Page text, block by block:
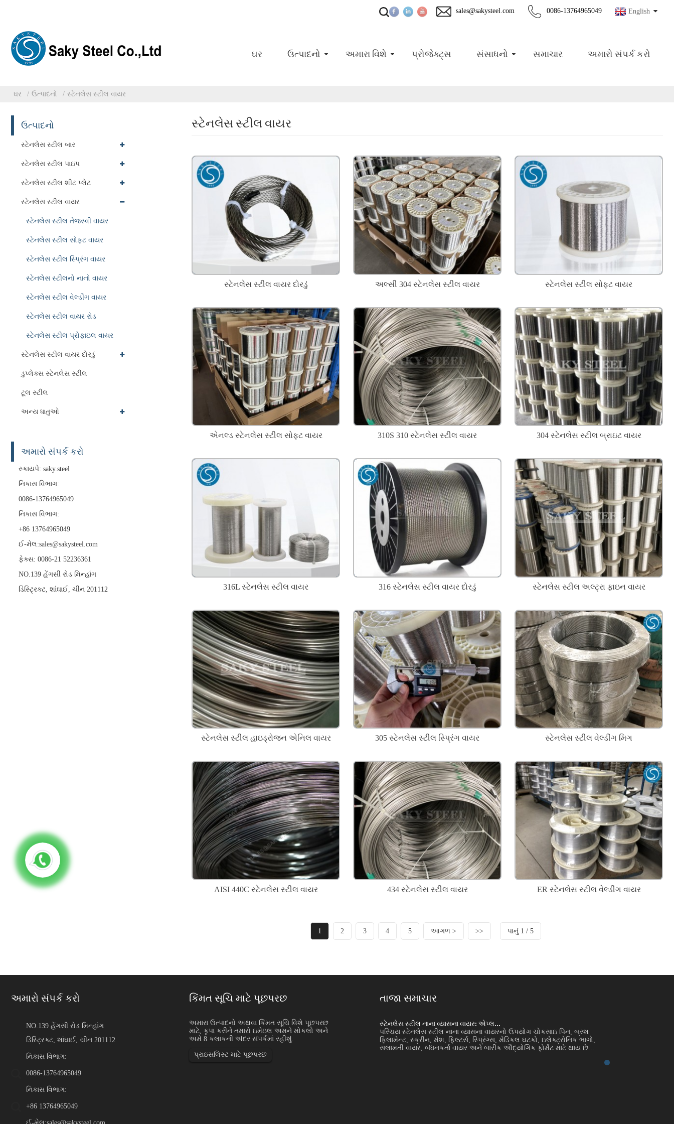
English
0086-13764965049
sales@sakysteel.com
ઘર ઉત્પાદનો અમારા વિશે પ્રોજેક્ટ્સ સંસાધનો સમાચાર અમારો સંપર્ક કરો
ઘર ઉત્પાદનો સ્ટેનલેસ સ્ટીલ વાયર
ઉત્પાદનો
સ્ટેનલેસ સ્ટીલ બાર
સ્ટેનલેસ સ્ટીલ પાઇપ
સ્ટેનલેસ સ્ટીલ શીટ પ્લેટ
સ્ટેનલેસ સ્ટીલ વાયર
સ્ટેનલેસ સ્ટીલ તેજસ્વી વાયર
સ્ટેનલેસ સ્ટીલ સોફ્ટ વાયર
સ્ટેનલેસ સ્ટીલ સ્પ્રિંગ વાયર
સ્ટેનલેસ સ્ટીલનો નાનો વાયર
સ્ટેનલેસ સ્ટીલ વેલ્ડીંગ વાયર
સ્ટેનલેસ સ્ટીલ વાયર રોડ
સ્ટેનલેસ સ્ટીલ પ્રોફાઇલ વાયર
સ્ટેનલેસ સ્ટીલ વાયર દોરડું
ડુપ્લેક્સ સ્ટેનલેસ સ્ટીલ
ટૂલ સ્ટીલ
અન્ય ધાતુઓ
અમારો સંપર્ક કરો
સ્કાયપે: saky.steel
નિકાસ વિભાગ:
0086-13764965049
નિકાસ વિભાગ:
+86 13764965049
ઈ-મેલ:sales@sakysteel.com
ફેક્સ: 0086-21 52236361
NO.139 હેંગસી રોડ મિન્હાંગ
ડિસ્ટ્રિક્ટ, શાંઘાઈ, ચીન 201112
સ્ટેનલેસ સ્ટીલ વાયર
સ્ટેનલેસ સ્ટીલ વાયર દોરડું અલ્સી 304 સ્ટેનલેસ સ્ટીલ વાયર સ્ટેનલેસ સ્ટીલ સોફ્ટ વાયર
એનલ્ડ સ્ટેનલેસ સ્ટીલ સોફ્ટ વાયર 310S 310 સ્ટેનલેસ સ્ટીલ વાયર 304 સ્ટેનલેસ સ્ટીલ બ્રાઇટ વાયર
316L સ્ટેનલેસ સ્ટીલ વાયર 316 સ્ટેનલેસ સ્ટીલ વાયર દોરડું સ્ટેનલેસ સ્ટીલ અલ્ટ્રા ફાઇન વાયર
સ્ટેનલેસ સ્ટીલ હાઇડ્રોજન એનિલ વાયર 305 સ્ટેનલેસ સ્ટીલ સ્પ્રિંગ વાયર સ્ટેનલેસ સ્ટીલ વેલ્ડીંગ મિગ
AISI 440C સ્ટેનલેસ સ્ટીલ વાયર 434 સ્ટેનલેસ સ્ટીલ વાયર ER સ્ટેનલેસ સ્ટીલ વેલ્ડીંગ વાયર
1 2 3 4 5 આગળ > >> પાનું 1 / 5
અમારો સંપર્ક કરો
NO.139 હેંગસી રોડ મિન્હાંગ
ડિસ્ટ્રિક્ટ, શાંઘાઈ, ચીન 201112
નિકાસ વિભાગ:
0086-13764965049
નિકાસ વિભાગ:
+86 13764965049
કિંમત સૂચિ માટે પૂછપરછ
અમારા ઉત્પાદનો અથવા કિંમત સૂચિ વિશે પૂછપરછ
માટે, કૃપા કરીને તમારો ઇમેઇલ અમને મોકલો અને
અમે 8 કલાકની અંદર સંપર્કમાં રહીશું.
પ્રાઇસલિસ્ટ માટે પૂછપરછ
તાજા સમાચાર
સ્ટેનલેસ સ્ટીલ નાના વ્યાસના વાયર: એપ્લ...
પરિચય સ્ટેનલેસ સ્ટીલ નાના વ્યાસના વાયરનો ઉપયોગ ચોકસાઇ પિન, બ્રશ
ફિલામેન્ટ, સ્ક્રીન, મેશ, ફિલ્ટર્સ, સ્પ્રિંગ્સ, મેડિકલ ઘટકો, ઇલેક્ટ્રોનિક ભાગો,
સ્ટેનલેસ સ્ટીલ નાના વ્યાસના વાયર: એપ્લ...
પરિચય સ્ટેનલેસ સ્ટીલ નાના વ્યાસના વાયરનો ઉપયોગ ચોકસાઇ પિન, બ્રશ
ફિલામેન્ટ, સ્ક્રીન, મેશ, ફિલ્ટર્સ, સ્પ્રિંગ્સ, મેડિકલ ઘટકો, ઇલેક્ટ્રોનિક ભાગો,
સલામતી વાયર, બંધનકર્તા વાયર અને બારીક ઔદ્યોગિક ફોર્મેટ માટે થાય છે...